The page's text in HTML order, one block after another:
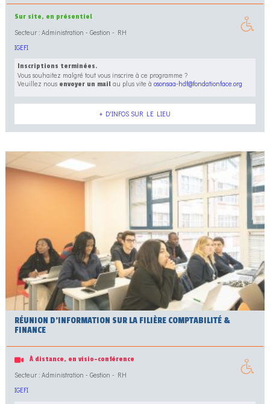
Sur site, en présentiel
Secteur : Administration - Gestion - RH
IGEFI
Inscriptions terminées.
Vous souhaitez malgré tout vous inscrire à ce programme ?
Veuillez nous envoyer un mailau plus vite à osonsaa-hdf@fondationface.org
+ D'INFOS SUR LE LIEU
RÉUNION D’INFORMATION SUR LA FILIÈRE COMPTABILITÉ &
FINANCE
À distance, en visio-conférence
Secteur : Administration - Gestion - RH
IGEFI